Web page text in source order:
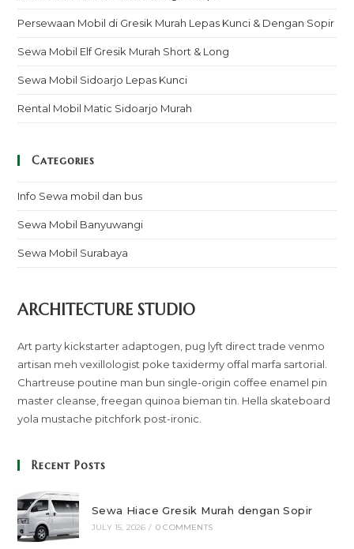
Persewaan Mobil di Gresik Murah Lepas Kunci & Dengan Sopir
Sewa Mobil Elf Gresik Murah Short & Long
Sewa Mobil Sidoarjo Lepas Kunci
Rental Mobil Matic Sidoarjo Murah
Categories
Info Sewa mobil dan bus
Sewa Mobil Banyuwangi
Sewa Mobil Surabaya
ARCHITECTURE STUDIO
Art party kickstarter adaptogen, pug lyft direct trade venmo
artisan meh vexillologist poke taxidermy offal marfa sartorial.
Chartreuse poutine man bun single-origin coffee enamel pin
master cleanse, freegan quinoa bieman tin. Hella skateboard
yola mustache pitchfork post-ironic.
Recent Posts
Sewa Hiace Gresik Murah dengan Sopir
JULY 15, 2026 / 0 COMMENTS